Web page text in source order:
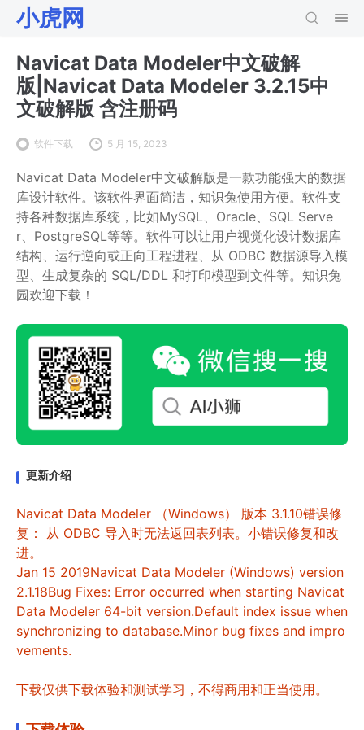
小虎网
Navicat Data Modeler中文破解
版|Navicat Data Modeler 3.2.15中
文破解版 含注册码
软件下载 5 月 15, 2023
Navicat Data Modeler中文破解版是一款功能强大的数据
库设计软件。该软件界面简洁，知识兔使用方便。软件支
持各种数据库系统，比如MySQL、Oracle、SQL Serve
r、PostgreSQL等等。软件可以让用户视觉化设计数据库
结构、运行逆向或正向工程进程、从 ODBC 数据源导入模
型、生成复杂的 SQL/DDL 和打印模型到文件等。知识兔
园欢迎下载！
更新介绍
Navicat Data Modeler （Windows） 版本 3.1.10错误修
复： 从 ODBC 导入时无法返回表列表。小错误修复和改
进。
Jan 15 2019Navicat Data Modeler (Windows) version
2.1.18Bug Fixes: Error occurred when starting Navicat
Data Modeler 64-bit version.Default index issue when
synchronizing to database.Minor bug fixes and impro
vements.
下载仅供下载体验和测试学习，不得商用和正当使用。